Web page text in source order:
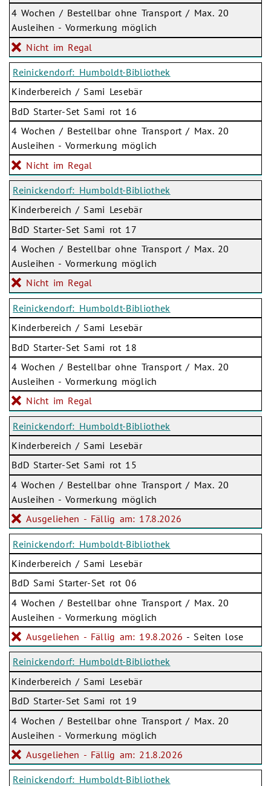
4 Wochen / Bestellbar ohne Transport / Max. 20
Ausleihen - Vormerkung möglich
Nicht im Regal
Reinickendorf: Humboldt-Bibliothek
Kinderbereich / Sami Lesebär
BdD Starter-Set Sami rot 16
4 Wochen / Bestellbar ohne Transport / Max. 20
Ausleihen - Vormerkung möglich
Nicht im Regal
Reinickendorf: Humboldt-Bibliothek
Kinderbereich / Sami Lesebär
BdD Starter-Set Sami rot 17
4 Wochen / Bestellbar ohne Transport / Max. 20
Ausleihen - Vormerkung möglich
Nicht im Regal
Reinickendorf: Humboldt-Bibliothek
Kinderbereich / Sami Lesebär
BdD Starter-Set Sami rot 18
4 Wochen / Bestellbar ohne Transport / Max. 20
Ausleihen - Vormerkung möglich
Nicht im Regal
Reinickendorf: Humboldt-Bibliothek
Kinderbereich / Sami Lesebär
BdD Starter-Set Sami rot 15
4 Wochen / Bestellbar ohne Transport / Max. 20
Ausleihen - Vormerkung möglich
Ausgeliehen - Fällig am: 17.8.2026
Reinickendorf: Humboldt-Bibliothek
Kinderbereich / Sami Lesebär
BdD Sami Starter-Set rot 06
4 Wochen / Bestellbar ohne Transport / Max. 20
Ausleihen - Vormerkung möglich
Ausgeliehen - Fällig am: 19.8.2026 - Seiten lose
Reinickendorf: Humboldt-Bibliothek
Kinderbereich / Sami Lesebär
BdD Starter-Set Sami rot 19
4 Wochen / Bestellbar ohne Transport / Max. 20
Ausleihen - Vormerkung möglich
Ausgeliehen - Fällig am: 21.8.2026
Reinickendorf: Humboldt-Bibliothek